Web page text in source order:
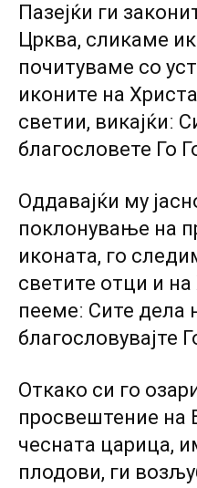
Пазејќи ги
Црква, сликаме
почитуваме со
иконите на
светии, викајќиː
благословете Го
Оддавајќи му
поклонување на
иконата, го
светите отци и
пеемеː Сите дела
благословувајте
Откако си го
просвештение на
чесната царица,
плодови, ги